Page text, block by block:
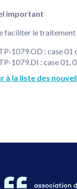
important
faciliter le traitement
: case 01
: case 01,
à la liste des